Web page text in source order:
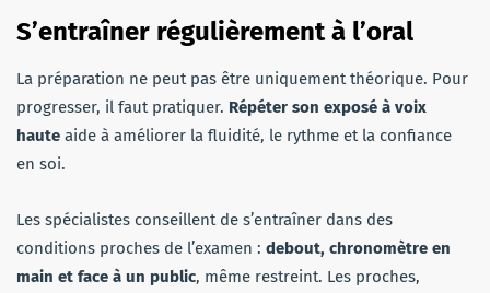
S’entraîner régulièrement à l’oral
La préparation ne peut pas être uniquement théorique. Pour
progresser, il faut pratiquer. Répéter son exposé à voix
haute aide à améliorer la fluidité, le rythme et la confiance
en soi.
Les spécialistes conseillent de s’entraîner dans des
conditions proches de l’examen : debout, chronomètre en
main et face à un public, même restreint. Les proches,